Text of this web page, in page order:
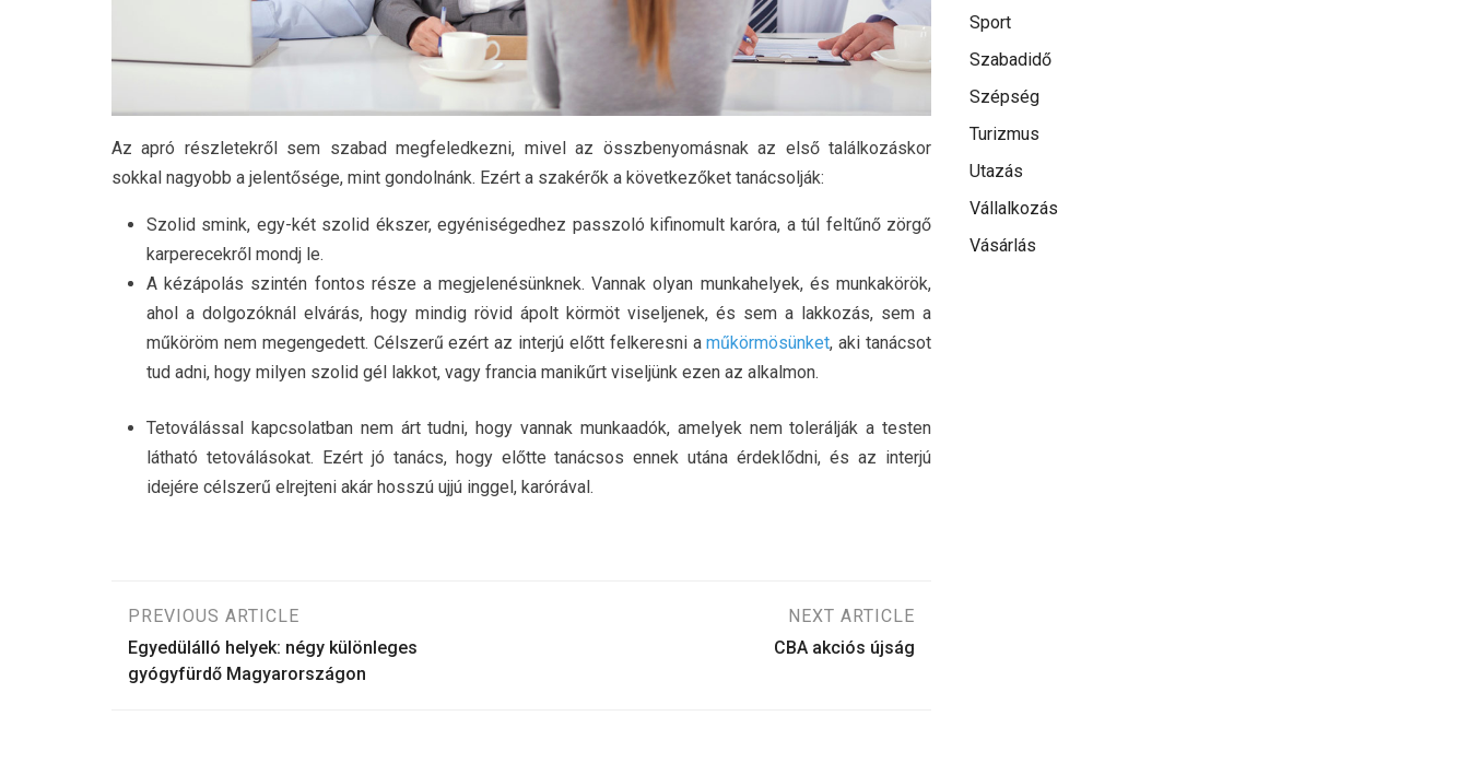
Az apró részletekről sem szabad megfeledkezni, mivel az összbenyomásnak az első találkozáskor
sokkal nagyobb a jelentősége, mint gondolnánk. Ezért a szakérők a következőket tanácsolják:
Szolid smink, egy-két szolid ékszer, egyéniségedhez passzoló kifinomult karóra, a túl feltűnő zörgő
karperecekről mondj le.
A kézápolás szintén fontos része a megjelenésünknek. Vannak olyan munkahelyek, és munkakörök,
ahol a dolgozóknál elvárás, hogy mindig rövid ápolt körmöt viseljenek, és sem a lakkozás, sem a
műköröm nem megengedett. Célszerű ezért az interjú előtt felkeresni aműkörmösünket, aki tanácsot
tud adni, hogy milyen szolid gél lakkot, vagy francia manikűrt viseljünk ezen az alkalmon.
Tetoválással kapcsolatban nem árt tudni, hogy vannak munkaadók, amelyek nem tolerálják a testen
látható tetoválásokat. Ezért jó tanács, hogy előtte tanácsos ennek utána érdeklődni, és az interjú
idejére célszerű elrejteni akár hosszú ujjú inggel, karórával.
Bejegyzés
navigáció
PREVIOUS ARTICLE
Egyedülálló helyek: négy különleges
gyógyfürdő Magyarországon
NEXT ARTICLE
CBA akciós újság
Sport
Szabadidő
Szépség
Turizmus
Utazás
Vállalkozás
Vásárlás